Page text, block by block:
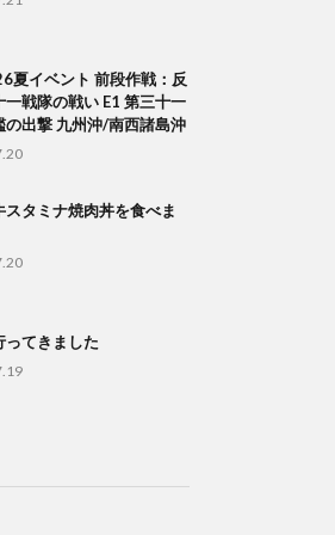
夏イベント 前段作戦：反
一戦隊の戦い E1 第三十一
の出撃 九州沖/南西諸島沖
スタミナ焼肉丼を食べま
ってきました